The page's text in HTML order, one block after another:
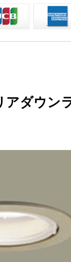
ダウン